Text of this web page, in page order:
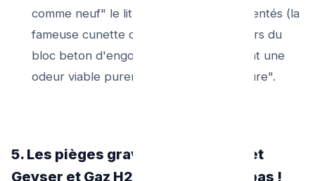
comme neuf" le lit des écoulements cimentés (la
fameuse cunette de passage), et les murs du
bloc beton d'engorgement en redonnant une
odeur viable purement "eau sanitaire pure".
5. Les pièges graves de la DIY (Effet
Geyser et Gaz H2S) : Ne dévissez pas !